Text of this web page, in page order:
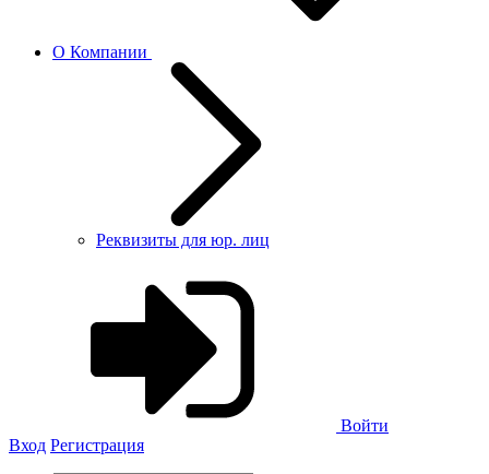
О Компании
Реквизиты для юр. лиц
Войти
Вход Регистрация